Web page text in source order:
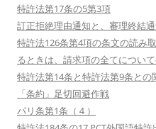
特許法第17条の5第3項
訂正拒絶理由通知と、審理終結
特許法126条第4項の条文の読み
るときは、請求項の全てについ
特許法第14条と特許法第9条との
「条約」足切回避作戦
パリ条第1条（４）